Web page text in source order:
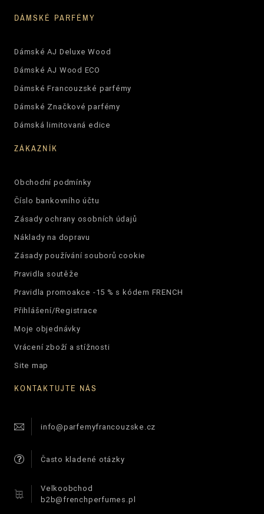
DÁMSKÉ PARFÉMY
Dámské AJ Deluxe Wood
Dámské AJ Wood ECO
Dámské Francouzské parfémy
Dámské Značkové parfémy
Dámská limitovaná edice
ZÁKAZNÍK
Obchodní podmínky
Číslo bankovního účtu
Zásady ochrany osobních údajů
Náklady na dopravu
Zásady používání souborů cookie
Pravidla soutěže
Pravidla promoakce -15 % s kódem FRENCH
Přihlášení/Registrace
Moje objednávky
Vrácení zboží a stížnosti
Site map
KONTAKTUJTE NÁS
info@parfemyfrancouzske.cz
Často kladené otázky
Velkoobchod
b2b@frenchperfumes.pl